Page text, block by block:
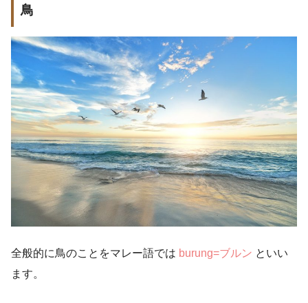
鳥
全般的に鳥のことをマレー語では burung=ブルン といい
ます。